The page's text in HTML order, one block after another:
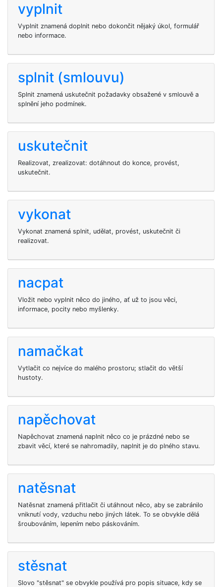
vyplnit
Vyplnit znamená doplnit nebo dokončit nějaký úkol, formulář
nebo informace.
splnit (smlouvu)
Splnit znamená uskutečnit požadavky obsažené v smlouvě a
splnění jeho podmínek.
uskutečnit
Realizovat, zrealizovat: dotáhnout do konce, provést,
uskutečnit.
vykonat
Vykonat znamená splnit, udělat, provést, uskutečnit či
realizovat.
nacpat
Vložit nebo vyplnit něco do jiného, ať už to jsou věci,
informace, pocity nebo myšlenky.
namačkat
Vytlačit co nejvíce do malého prostoru; stlačit do větší
hustoty.
napěchovat
Napěchovat znamená naplnit něco co je prázdné nebo se
zbavit věcí, které se nahromadily, naplnit je do plného stavu.
natěsnat
Natěsnat znamená přitlačit či utáhnout něco, aby se zabránilo
vniknutí vody, vzduchu nebo jiných látek. To se obvykle dělá
šroubováním, lepením nebo páskováním.
stěsnat
Slovo "stěsnat" se obvykle používá pro popis situace, kdy se